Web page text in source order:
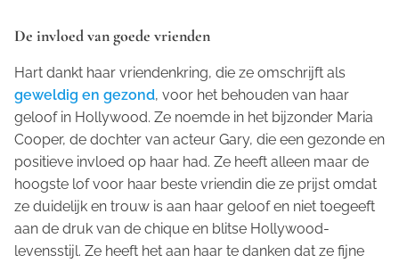
De invloed van goede vrienden
Hart dankt haar vriendenkring, die ze omschrijft als
geweldig en gezond, voor het behouden van haar
geloof in Hollywood. Ze noemde in het bijzonder Maria
Cooper, de dochter van acteur Gary, die een gezonde en
positieve invloed op haar had. Ze heeft alleen maar de
hoogste lof voor haar beste vriendin die ze prijst omdat
ze duidelijk en trouw is aan haar geloof en niet toegeeft
aan de druk van de chique en blitse Hollywood-
levensstijl. Ze heeft het aan haar te danken dat ze fijne